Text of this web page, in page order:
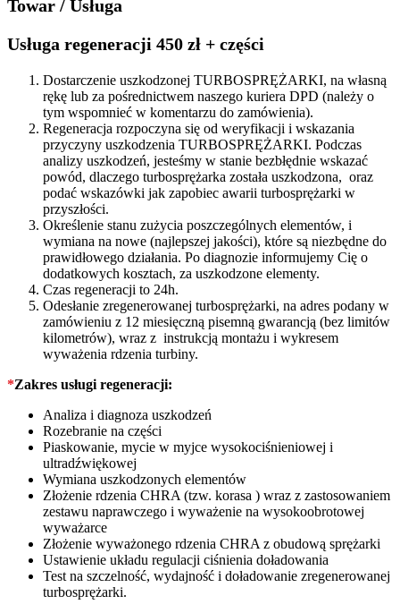
KM
1
quantity
Towar / Usługa
Usługa regeneracji 450 zł + części
Dostarczenie uszkodzonej TURBOSPRĘŻARKI, na własną
rękę lub za pośrednictwem naszego kuriera DPD (należy o
tym wspomnieć w komentarzu do zamówienia).
Regeneracja rozpoczyna się od weryfikacji i wskazania
przyczyny uszkodzenia TURBOSPRĘŻARKI. Podczas
analizy uszkodzeń, jesteśmy w stanie bezbłędnie wskazać
powód, dlaczego turbosprężarka została uszkodzona, oraz
podać wskazówki jak zapobiec awarii turbosprężarki w
przyszłości.
Określenie stanu zużycia poszczególnych elementów, i
wymiana na nowe (najlepszej jakości), które są niezbędne do
prawidłowego działania. Po diagnozie informujemy Cię o
dodatkowych kosztach, za uszkodzone elementy.
Czas regeneracji to 24h.
Odesłanie zregenerowanej turbosprężarki, na adres podany w
zamówieniu z 12 miesięczną pisemną gwarancją (bez limitów
kilometrów), wraz z instrukcją montażu i wykresem
wyważenia rdzenia turbiny.
*Zakres usługi regeneracji:
Analiza i diagnoza uszkodzeń
Rozebranie na części
Piaskowanie, mycie w myjce wysokociśnieniowej i
ultradźwiękowej
Wymiana uszkodzonych elementów
Złożenie rdzenia CHRA (tzw. korasa ) wraz z zastosowaniem
zestawu naprawczego i wyważenie na wysokoobrotowej
wyważarce
Złożenie wyważonego rdzenia CHRA z obudową sprężarki
Ustawienie układu regulacji ciśnienia doładowania
Test na szczelność, wydajność i doładowanie zregenerowanej
turbosprężarki.